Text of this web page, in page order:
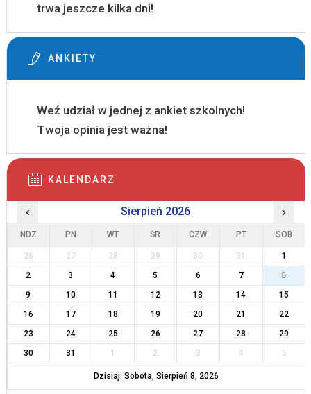
trwa jeszcze kilka dni!
ANKIETY
Weź udział w jednej z ankiet szkolnych!
Twoja opinia jest ważna!
KALENDARZ
‹ Sierpień 2026 ›
NDZ PN WT ŚR CZW PT SOB
26 27 28 29 30 31
1
2
3 4 5 6 7
8
9
10 11 12 13 14
15
16
17 18 19 20 21
22
23
24 25 26 27 28
29
30
31 1 2 3 4 5
Dzisiaj: Sobota, Sierpień 8, 2026